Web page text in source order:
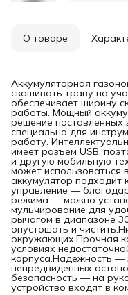
О товаре
Аккумуляторная
скашивать траву на
обеспечивает ширину
работы. Мощный
решение поставленных
специально для
работу.
имеет разъем USB,
и другую мобильную
может
аккумулятор подходит
управление —
режима — можно
мульчирование для
рычагом в диапазоне
опустошать и
окружающих.Прочная
условиях
корпуса.Надежность —
непредвиденных
безопасность — на
устройство входят в